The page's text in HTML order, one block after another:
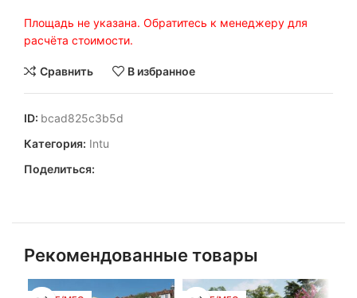
Площадь не указана. Обратитесь к менеджеру для
расчёта стоимости.
Сравнить В избранное
ID: bcad825c3b5d
Категория: Intu
Поделиться:
Рекомендованные товары